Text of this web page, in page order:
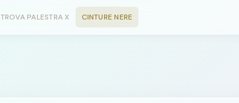
TROVA PALESTRA X CINTURE NERE